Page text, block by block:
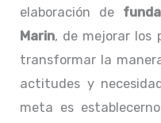
elaboración de
Marin, de mejorar los
transformar la
actitudes y
meta es